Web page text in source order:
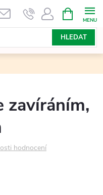
HLEDAT
NÁKUPNÍ
KOŠÍK
zavíráním,
hodnocení